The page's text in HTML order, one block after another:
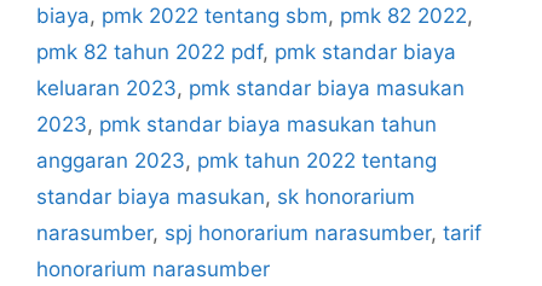
biaya, pmk 2022 tentang sbm, pmk 82 2022,
pmk 82 tahun 2022 pdf, pmk standar biaya
keluaran 2023, pmk standar biaya masukan
2023, pmk standar biaya masukan tahun
anggaran 2023, pmk tahun 2022 tentang
standar biaya masukan, sk honorarium
narasumber, spj honorarium narasumber, tarif
honorarium narasumber